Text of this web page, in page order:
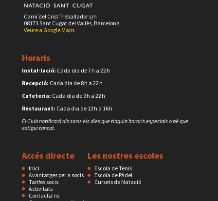
Camí del Crist Treballador s/n
08173 Sant Cugat del Vallès, Barcelona
Veure a Google Maps
Horaris
Instal·lació: Cada dia de 7 h a 22 h
Recepció: Cada dia de 8 h a 22 h
Cafeteria: Cada dia de 9 h a 22 h
Restaurant: Cada dia de 13 h a 16 h
El Club notificarà als socis els dies que tinguin horaris especials o bé que
estigui tancat.
Accés directe
Inici
Avantatges per a socis
Tarifes socis
Activitats
Contacta’ns
Les nostres escoles
Escola de Tenis
Escola de Pàdel
Cursets de Natació